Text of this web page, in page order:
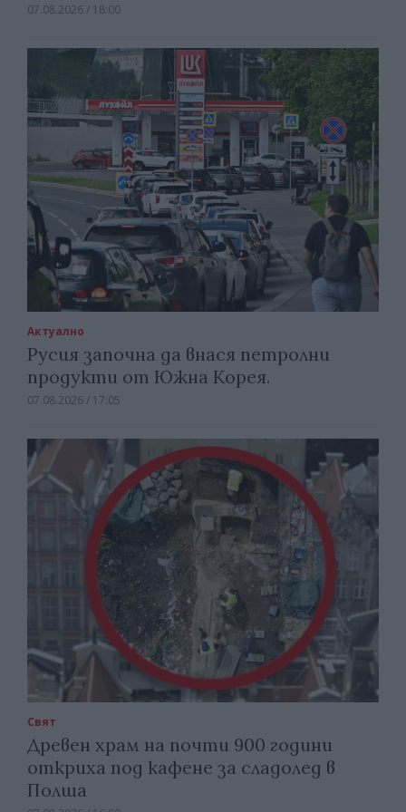
07.08.2026 / 18:00
Актуално
Русия започна да внася петролни
продукти от Южна Корея.
07.08.2026 / 17:05
Свят
Древен храм на почти 900 години
откриха под кафене за сладолед в
Полша